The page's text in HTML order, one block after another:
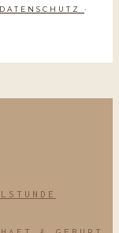
DATENSCHUTZ ·